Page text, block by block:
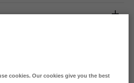
cookies. Our cookies give you the best